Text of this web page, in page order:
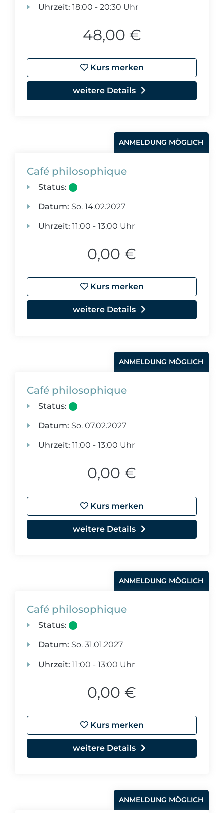
Uhrzeit: 18:00 - 20:30 Uhr
48,00 €
Kurs merken
weitere Details
ANMELDUNG MÖGLICH
Café philosophique
Status:
Datum: So. 14.02.2027
Uhrzeit: 11:00 - 13:00 Uhr
0,00 €
Kurs merken
weitere Details
ANMELDUNG MÖGLICH
Café philosophique
Status:
Datum: So. 07.02.2027
Uhrzeit: 11:00 - 13:00 Uhr
0,00 €
Kurs merken
weitere Details
ANMELDUNG MÖGLICH
Café philosophique
Status:
Datum: So. 31.01.2027
Uhrzeit: 11:00 - 13:00 Uhr
0,00 €
Kurs merken
weitere Details
ANMELDUNG MÖGLICH